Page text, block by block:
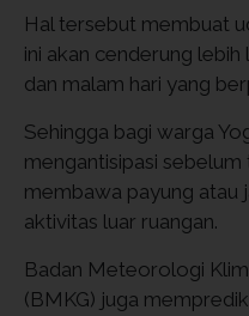
Hal tersebut membuat
ini akan cenderung
dan malam hari yang
Sehingga bagi warga
mengantisipasi
membawa payung atau
aktivitas luar ruangan.
Badan Meteorologi
(BMKG) juga